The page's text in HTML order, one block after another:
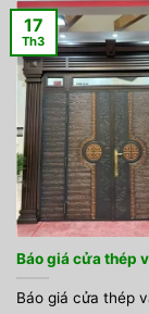
Báo giá cửa thép
Báo giá cửa thép
17
Th3